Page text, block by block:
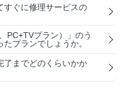
すぐに修理サービスの
PC+TVプラン）」のう
プランでしょうか。
了までどのくらいかか